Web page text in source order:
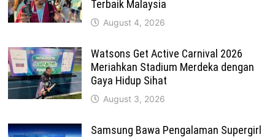
Terbaik Malaysia
August 4, 2026
Watsons Get Active Carnival 2026
Meriahkan Stadium Merdeka dengan
Gaya Hidup Sihat
August 3, 2026
Samsung Bawa Pengalaman Supergirl